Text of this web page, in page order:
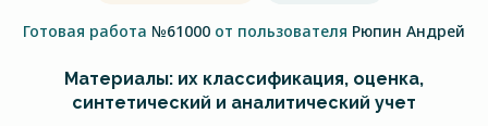
Готовая работа №61000 от пользователя Рюпин Андрей
Материалы: их классификация, оценка,
синтетический и аналитический учет